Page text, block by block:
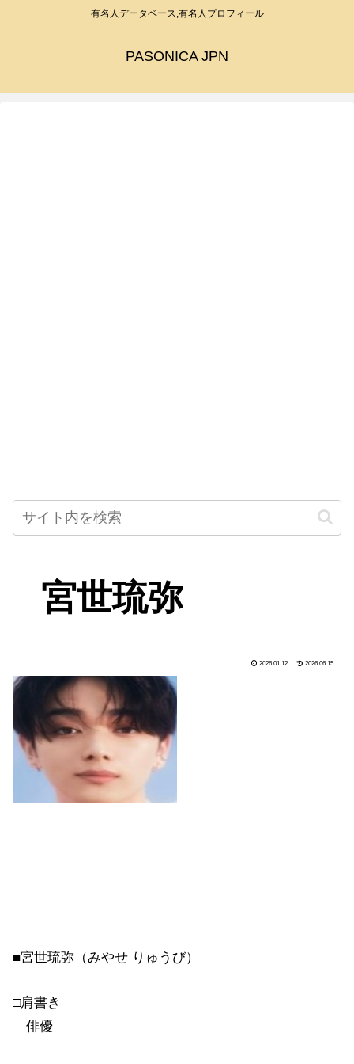
有名人データベース,有名人プロフィール
PASONICA JPN
宮世琉弥
2026.01.12 2026.06.15
■宮世琉弥（みやせ りゅうび）
□肩書き
俳優